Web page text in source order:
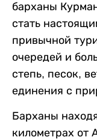
барханы
стать
привычной
очередей и
степь, песок,
единения с
Барханы
километрах от